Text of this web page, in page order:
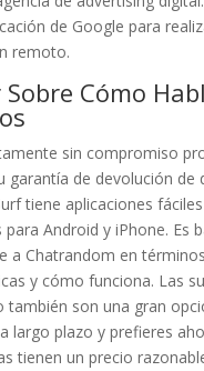
de Google para
remoto.
Sobre Cómo
sin compromiso
garantía de devolución de
tiene aplicaciones
para Android y iPhone. Es
a Chatrandom en
y cómo funciona. Las
también son una gran
largo plazo y prefieres
tienen un precio